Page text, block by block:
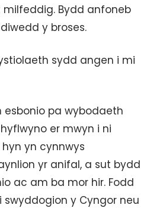
Bydd anfoneb
y broses.
sydd angen i mi
esbonio pa wybodaeth
er mwyn i ni
yn cynnwys
yr anifal, a sut bydd
ac am ba mor hir. Fodd
y Cyngor neu